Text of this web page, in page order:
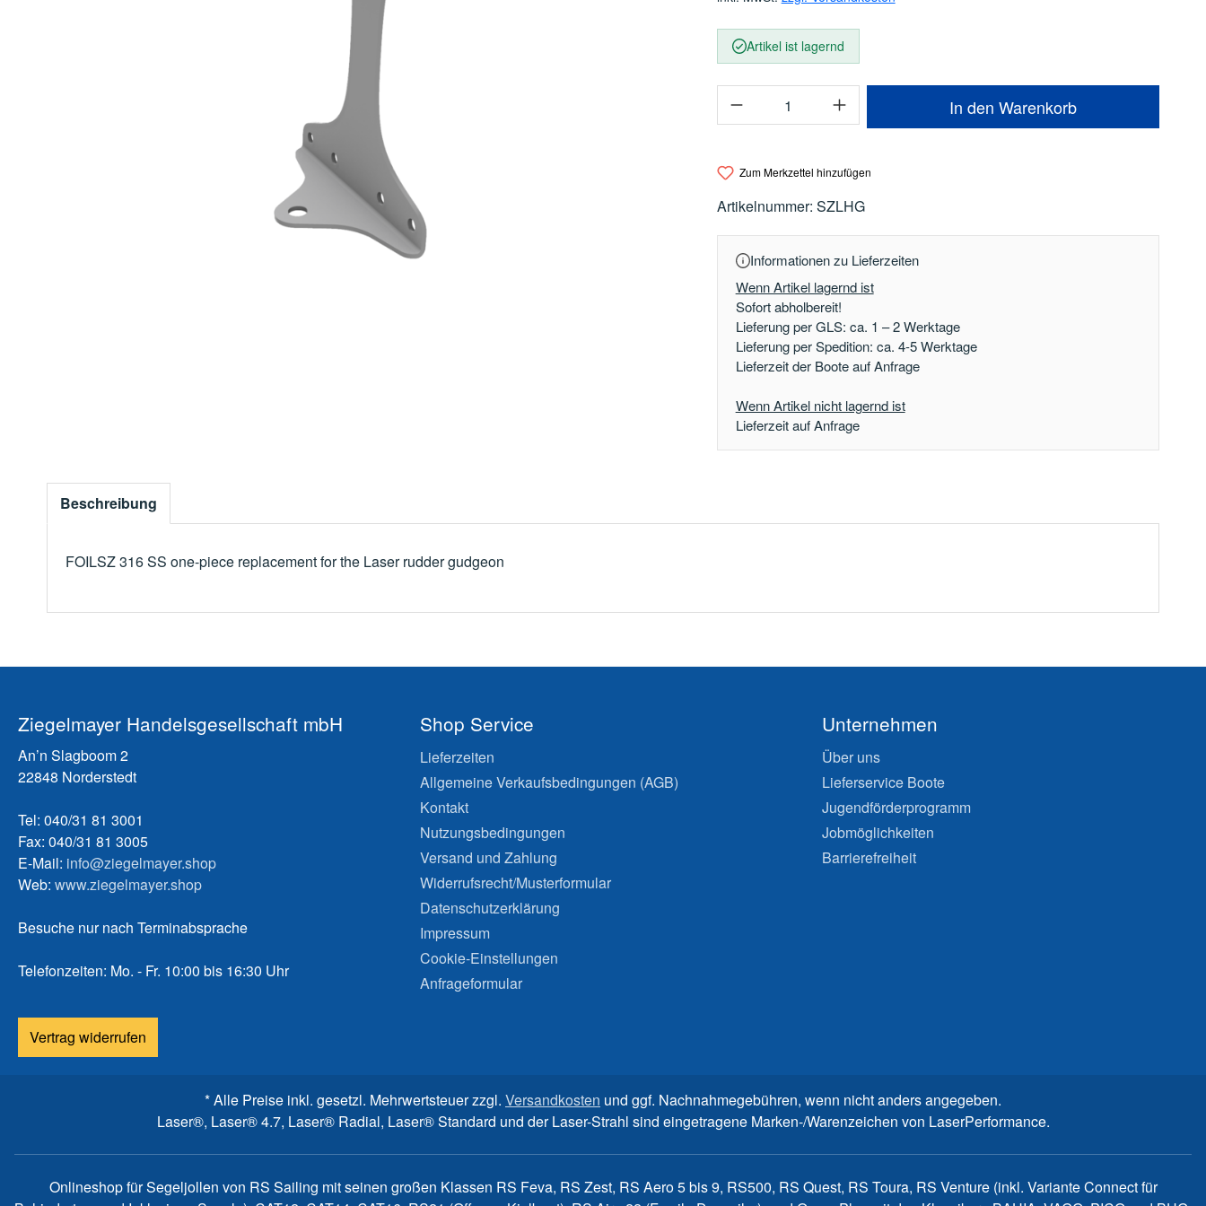
Artikel ist lagernd
Produkt Anzahl: Gib den gewünschten Wert ein
In den Warenkorb
Zum Merkzettel hinzufügen
Artikelnummer: SZLHG
Informationen zu Lieferzeiten
Wenn Artikel lagernd ist
Sofort abholbereit!
Lieferung per GLS: ca. 1 – 2 Werktage
Lieferung per Spedition: ca. 4-5 Werktage
Lieferzeit der Boote auf Anfrage
Wenn Artikel nicht lagernd ist
Lieferzeit auf Anfrage
Beschreibung
FOILSZ 316 SS one-piece replacement for the Laser rudder gudgeon
Ziegelmayer Handelsgesellschaft mbH
An’n Slagboom 2
22848 Norderstedt
Tel: 040/31 81 3001
Fax: 040/31 81 3005
E-Mail: info@ziegelmayer.shop
Web: www.ziegelmayer.shop
Besuche nur nach Terminabsprache
Telefonzeiten: Mo. - Fr. 10:00 bis 16:30 Uhr
Vertrag widerrufen
Shop Service
Lieferzeiten
Allgemeine Verkaufsbedingungen (AGB)
Kontakt
Nutzungsbedingungen
Versand und Zahlung
Widerrufsrecht/Musterformular
Datenschutzerklärung
Impressum
Cookie-Einstellungen
Anfrageformular
Unternehmen
Über uns
Lieferservice Boote
Jugendförderprogramm
Jobmöglichkeiten
Barrierefreiheit
* Alle Preise inkl. gesetzl. Mehrwertsteuer zzgl. Versandkosten und ggf. Nachnahmegebühren, wenn nicht anders angegeben.
Laser®, Laser® 4.7, Laser® Radial, Laser® Standard und der Laser-Strahl sind eingetragene Marken-/Warenzeichen von LaserPerformance.
Onlineshop für Segeljollen von RS Sailing mit seinen großen Klassen RS Feva, RS Zest, RS Aero 5 bis 9, RS500, RS Quest, RS Toura, RS Venture (inkl. Variante Connect für